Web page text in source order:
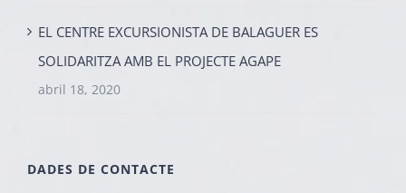
EL CENTRE EXCURSIONISTA DE BALAGUER ES
SOLIDARITZA AMB EL PROJECTE AGAPE
abril 18, 2020
DADES DE CONTACTE